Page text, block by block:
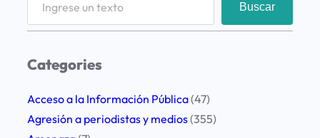
r
e
ó
n
e
l
r
h
Buscar
Categories
Acceso a la Información Pública(47)
Agresión a periodistas y medios(355)